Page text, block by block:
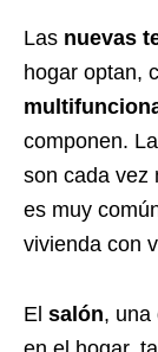
Las nuevas
hogar optan,
componen.
son cada vez
es muy
vivienda con
El salón, una